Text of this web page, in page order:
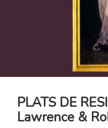
PLATS DE
Lawrence &